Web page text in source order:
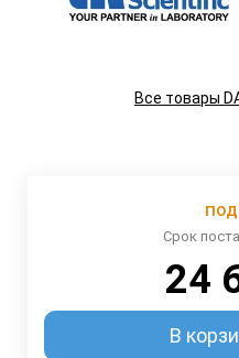
Все товары
ПОД
Срок
24
В